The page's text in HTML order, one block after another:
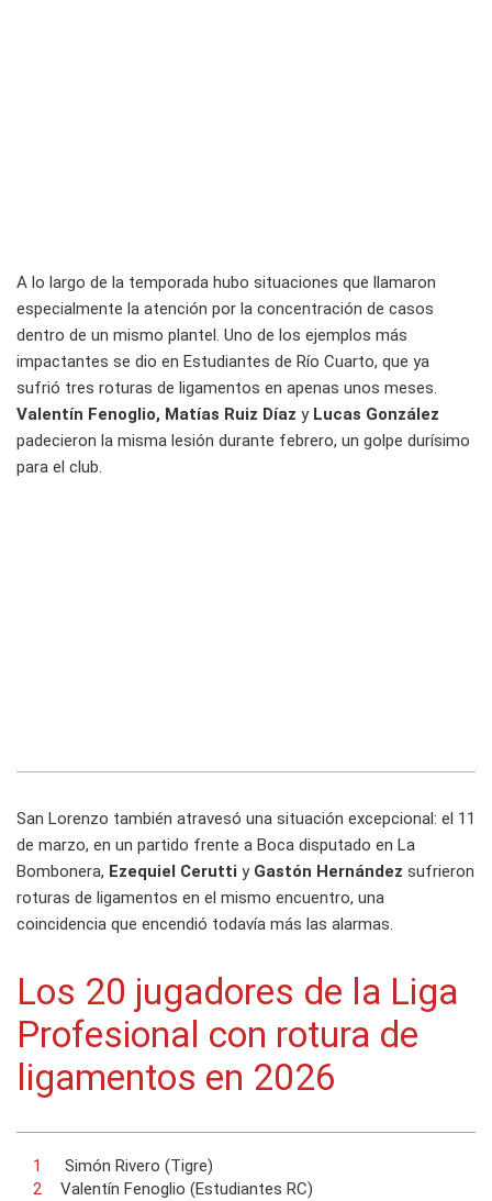
A lo largo de la temporada hubo situaciones que llamaron
especialmente la atención por la concentración de casos
dentro de un mismo plantel. Uno de los ejemplos más
impactantes se dio en Estudiantes de Río Cuarto, que ya
sufrió tres roturas de ligamentos en apenas unos meses.
Valentín Fenoglio, Matías Ruiz Díaz y Lucas González
padecieron la misma lesión durante febrero, un golpe durísimo
para el club.
San Lorenzo también atravesó una situación excepcional: el 11
de marzo, en un partido frente a Boca disputado en La
Bombonera, Ezequiel Cerutti y Gastón Hernández sufrieron
roturas de ligamentos en el mismo encuentro, una
coincidencia que encendió todavía más las alarmas.
Los 20 jugadores de la Liga
Profesional con rotura de
ligamentos en 2026
Simón Rivero (Tigre)
Valentín Fenoglio (Estudiantes RC)